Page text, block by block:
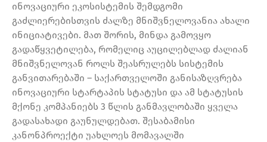
ინოვაციური ეკოსისტემის შემდგომი
გაძლიერებისთვის ძალზე მნიშვნელოვანია ახალი
ინიციატივები. მათ შორის, მინდა გამოვყო
გადაწყვეტილება, რომელიც აუცილებლად ძალიან
მნიშვნელოვან როლს შეასრულებს სისტემის
განვითარებაში – საქართველოში განისაზღვრება
ინოვაციური სტარტაპის სტატუსი და ამ სტატუსის
მქონე კომპანიებს 3 წლის განმავლობაში ყველა
გადასახადი გაუნულდებათ. შესაბამისი
კანონპროექტი უახლოეს მომავალში